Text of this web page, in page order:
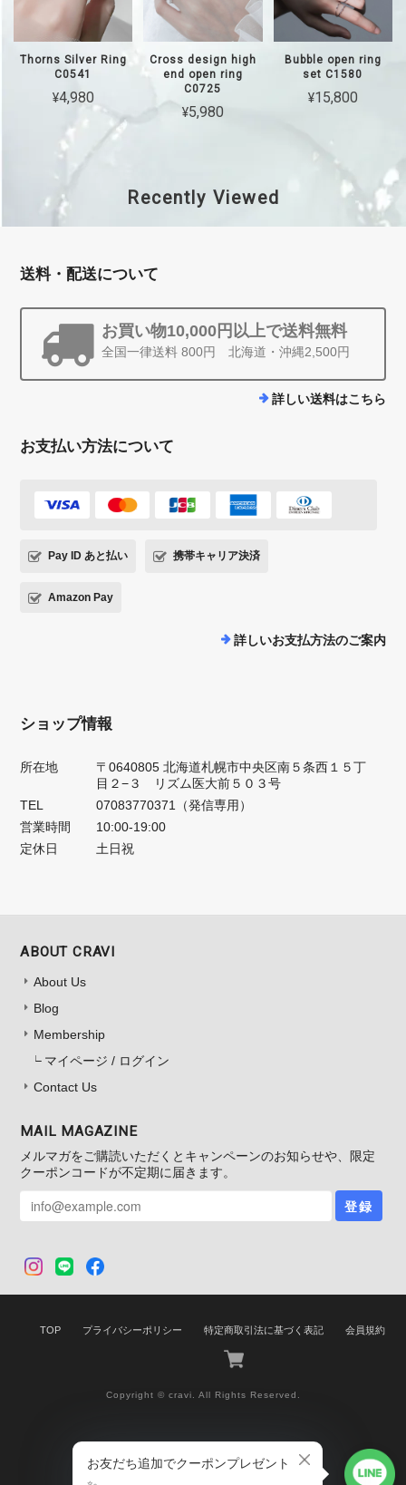
Thorns Silver Ring
C0541
¥4,980
Cross design high
end open ring
C0725
¥5,980
Bubble open ring
set C1580
¥15,800
Recently Viewed
送料・配送について
お買い物10,000円以上で送料無料
全国一律送料 800円 北海道・沖縄2,500円
詳しい送料はこちら
お支払い方法について
Pay ID あと払い 携帯キャリア決済
Amazon Pay
詳しいお支払方法のご案内
ショップ情報
所在地
〒0640805 北海道札幌市中央区南５条西１５丁
目２−３ リズム医大前５０３号
TEL
07083770371（発信専用）
営業時間
10:00-19:00
定休日
土日祝
ABOUT CRAVI
About Us
Blog
Membership
マイページ / ログイン
Contact Us
MAIL MAGAZINE
メルマガをご購読いただくとキャンペーンのお知らせや、限定
クーポンコードが不定期に届きます。
登録
TOP プライバシーポリシー 特定商取引法に基づく表記 会員規約
Copyright © cravi. All Rights Reserved.